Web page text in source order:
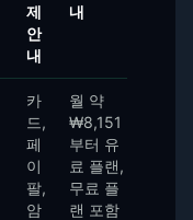
제
안
내
내
카
드,
페
이
팔,
암
월 약
₩8,151
부터 유
료 플랜,
무료 플
랜 포함